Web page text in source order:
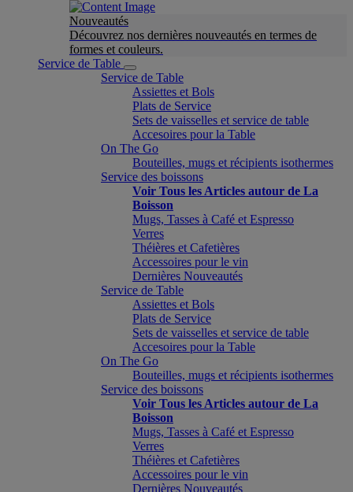
Nouveautés
Découvrez nos dernières nouveautés en termes de
formes et couleurs.
Service de Table
Service de Table
Assiettes et Bols
Plats de Service
Sets de vaisselles et service de table
Accesoires pour la Table
On The Go
Bouteilles, mugs et récipients isothermes
Service des boissons
Voir Tous les Articles autour de La
Boisson
Mugs, Tasses à Café et Espresso
Verres
Théières et Cafetières
Accessoires pour le vin
Dernières Nouveautés
Service de Table
Assiettes et Bols
Plats de Service
Sets de vaisselles et service de table
Accesoires pour la Table
On The Go
Bouteilles, mugs et récipients isothermes
Service des boissons
Voir Tous les Articles autour de La
Boisson
Mugs, Tasses à Café et Espresso
Verres
Théières et Cafetières
Accessoires pour le vin
Dernières Nouveautés